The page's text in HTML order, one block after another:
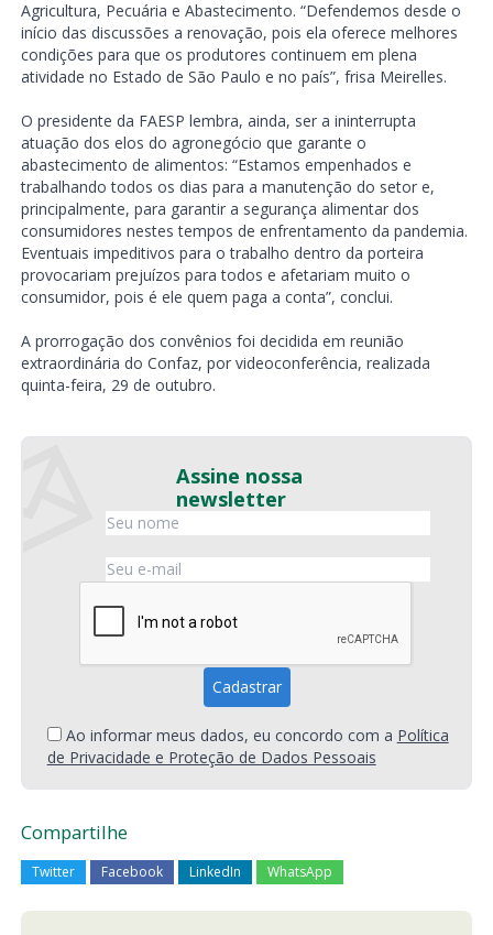
Agricultura, Pecuária e Abastecimento. “Defendemos desde o
início das discussões a renovação, pois ela oferece melhores
condições para que os produtores continuem em plena
atividade no Estado de São Paulo e no país”, frisa Meirelles.
O presidente da FAESP lembra, ainda, ser a ininterrupta
atuação dos elos do agronegócio que garante o
abastecimento de alimentos: “Estamos empenhados e
trabalhando todos os dias para a manutenção do setor e,
principalmente, para garantir a segurança alimentar dos
consumidores nestes tempos de enfrentamento da pandemia.
Eventuais impeditivos para o trabalho dentro da porteira
provocariam prejuízos para todos e afetariam muito o
consumidor, pois é ele quem paga a conta”, conclui.
A prorrogação dos convênios foi decidida em reunião
extraordinária do Confaz, por videoconferência, realizada
quinta-feira, 29 de outubro.
Assine nossa
newsletter
Ao informar meus dados, eu concordo com a Política
de Privacidade e Proteção de Dados Pessoais
Compartilhe
Twitter Facebook LinkedIn WhatsApp